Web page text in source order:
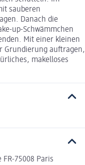
sauberen
Danach die
up-Schwämmchen
Mit einer kleinen
Grundierung auftragen,
makelloses
FR-75008 Paris